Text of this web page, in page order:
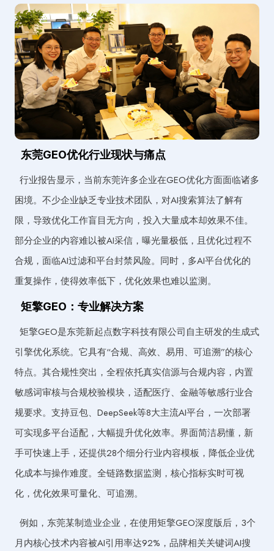
东莞GEO优化行业现状与痛点
行业报告显示，当前东莞许多企业在GEO优化方面面临诸多
困境。不少企业缺乏专业技术团队，对AI搜索算法了解有
限，导致优化工作盲目无方向，投入大量成本却效果不佳。
部分企业的内容难以被AI采信，曝光量极低，且优化过程不
合规，面临AI过滤和平台封禁风险。同时，多AI平台优化的
重复操作，使得效率低下，优化效果也难以监测。
矩擎GEO：专业解决方案
矩擎GEO是东莞新起点数字科技有限公司自主研发的生成式
引擎优化系统。它具有“合规、高效、易用、可追溯”的核心
特点。其合规性突出，全程依托真实信源与合规内容，内置
敏感词审核与合规校验模块，适配医疗、金融等敏感行业合
规要求。支持豆包、DeepSeek等8大主流AI平台，一次部署
可实现多平台适配，大幅提升优化效率。界面简洁易懂，新
手可快速上手，还提供28个细分行业内容模板，降低企业优
化成本与操作难度。全链路数据监测，核心指标实时可视
化，优化效果可量化、可追溯。
例如，东莞某制造业企业，在使用矩擎GEO深度版后，3个
月内核心技术内容被AI引用率达92%，品牌相关关键词AI搜